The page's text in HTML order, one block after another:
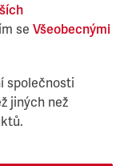
se Všeobecnými
společnosti
jiných než